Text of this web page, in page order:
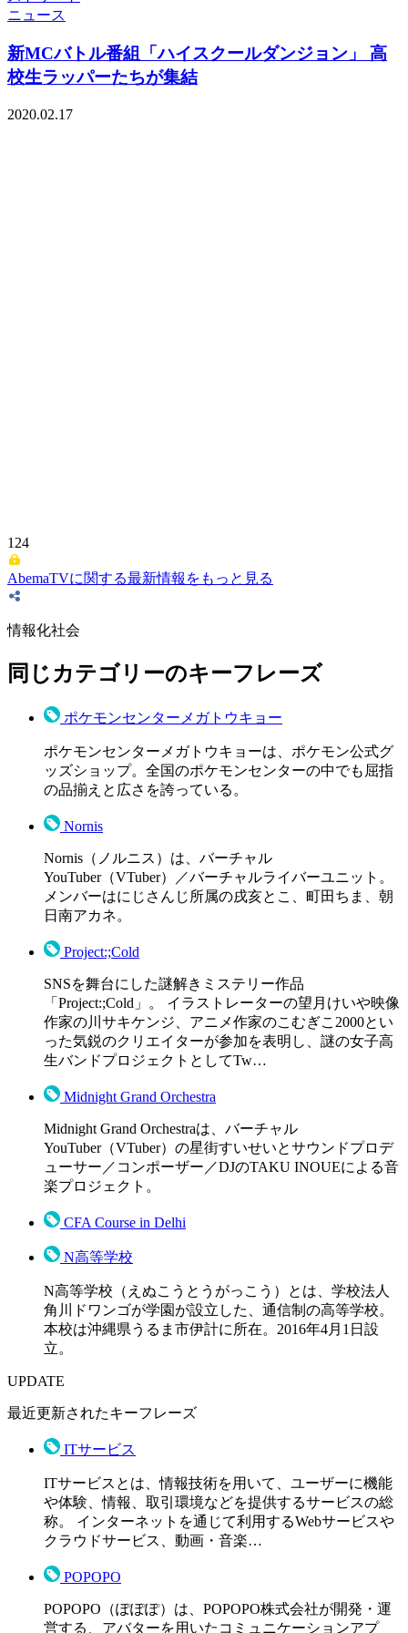
ニュース
新MCバトル番組「ハイスクールダンジョン」 高
校生ラッパーたちが集結
2020.02.17
124
AbemaTVに関する最新情報をもっと見る
情報化社会
同じカテゴリーのキーフレーズ
ポケモンセンターメガトウキョー
ポケモンセンターメガトウキョーは、ポケモン公式グ
ッズショップ。全国のポケモンセンターの中でも屈指
の品揃えと広さを誇っている。
Nornis
Nornis（ノルニス）は、バーチャル
YouTuber（VTuber）／バーチャルライバーユニット。
メンバーはにじさんじ所属の戌亥とこ、町田ちま、朝
日南アカネ。
Project:;Cold
SNSを舞台にした謎解きミステリー作品
「Project:;Cold」。 イラストレーターの望月けいや映像
作家の川サキケンジ、アニメ作家のこむぎこ2000とい
った気鋭のクリエイターが参加を表明し、謎の女子高
生バンドプロジェクトとしてTw…
Midnight Grand Orchestra
Midnight Grand Orchestraは、バーチャル
YouTuber（VTuber）の星街すいせいとサウンドプロデ
ューサー／コンポーザー／DJのTAKU INOUEによる音
楽プロジェクト。
CFA Course in Delhi
N高等学校
N高等学校（えぬこうとうがっこう）とは、学校法人
角川ドワンゴが学園が設立した、通信制の高等学校。
本校は沖縄県うるま市伊計に所在。2016年4月1日設
立。
UPDATE
最近更新されたキーフレーズ
ITサービス
ITサービスとは、情報技術を用いて、ユーザーに機能
や体験、情報、取引環境などを提供するサービスの総
称。 インターネットを通じて利用するWebサービスや
クラウドサービス、動画・音楽…
POPOPO
POPOPO（ぽぽぽ）は、POPOPO株式会社が開発・運
営する、アバターを用いたコミュニケーションアプ